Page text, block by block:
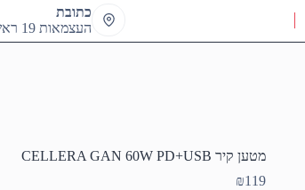
כתובת
העצמאות 19 ראש העין
מטען קיר CELLERA GAN 60W PD+USB
₪119